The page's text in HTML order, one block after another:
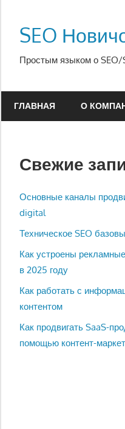
содержимому
SEO
Простым языком о SEO/
ГЛАВНАЯ О
Свежие
Основные каналы
digital
Техническое SEO
Как устроены
в 2025 году
Как работать с
контентом
Как продвигать SaaS-
помощью контент-